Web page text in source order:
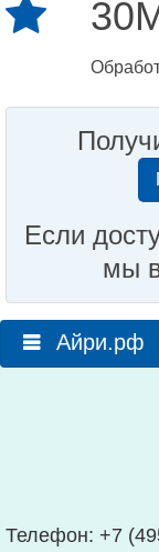
Если
мы
Айри.рф
Телефон: +7